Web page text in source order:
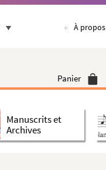
À propos
Panier
Manuscrits et
Archives